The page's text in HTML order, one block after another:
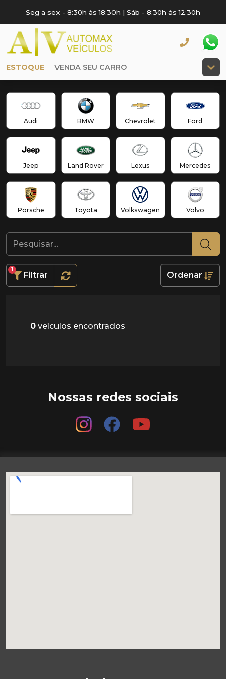
Seg a sex - 8:30h às 18:30h | Sáb - 8:30h às 12:30h
ESTOQUE VENDA SEU CARRO
Audi BMW Chevrolet Ford
Jeep Land Rover Lexus Mercedes
Porsche Toyota Volkswagen Volvo
Filtrar
1
Ordenar
0 veículos encontrados
Nossas redes sociais